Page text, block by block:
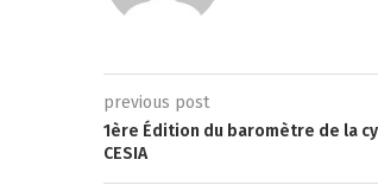
previous post
1ère Édition du baromètre de la
CESIA